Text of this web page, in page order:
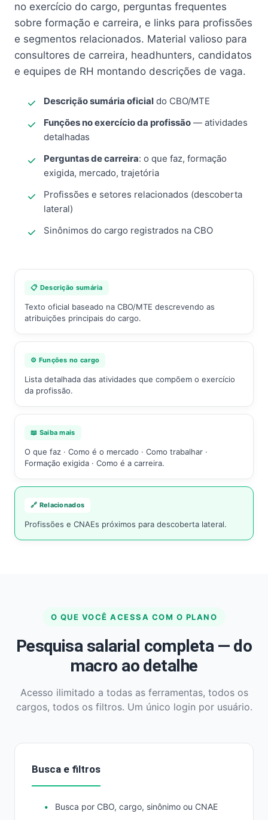
no exercício do cargo, perguntas frequentes
sobre formação e carreira, e links para profissões
e segmentos relacionados. Material valioso para
consultores de carreira, headhunters, candidatos
e equipes de RH montando descrições de vaga.
Descrição sumária oficial do CBO/MTE
Funções no exercício da profissão — atividades
detalhadas
Perguntas de carreira: o que faz, formação
exigida, mercado, trajetória
Profissões e setores relacionados (descoberta
lateral)
Sinônimos do cargo registrados na CBO
📋 Descrição sumária
Texto oficial baseado na CBO/MTE descrevendo as
atribuições principais do cargo.
⚙️ Funções no cargo
Lista detalhada das atividades que compõem o exercício
da profissão.
📖 Saiba mais
O que faz · Como é o mercado · Como trabalhar ·
Formação exigida · Como é a carreira.
🔗 Relacionados
Profissões e CNAEs próximos para descoberta lateral.
O QUE VOCÊ ACESSA COM O PLANO
Pesquisa salarial completa — do
macro ao detalhe
Acesso ilimitado a todas as ferramentas, todos os
cargos, todos os filtros. Um único login por usuário.
Busca e filtros
Busca por CBO, cargo, sinônimo ou CNAE